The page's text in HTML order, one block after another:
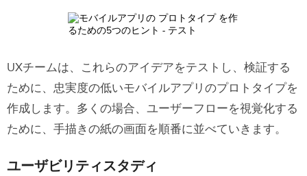
UXチームは、これらのアイデアをテストし、検証する
ために、忠実度の低いモバイルアプリのプロトタイプを
作成します。多くの場合、ユーザーフローを視覚化する
ために、手描きの紙の画面を順番に並べていきます。
ユーザビリティスタディ